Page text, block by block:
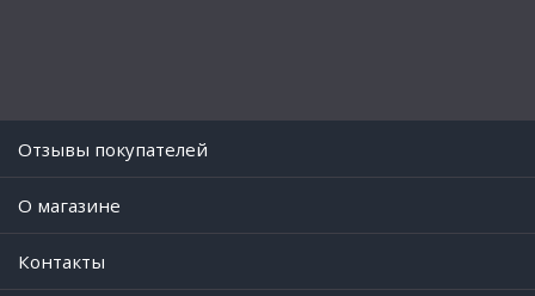
Отзывы покупателей
O магазине
Контакты